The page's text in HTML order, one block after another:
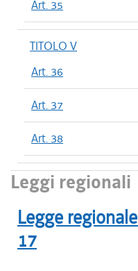
Art. 35
TITOLO V
Art. 36
Art. 37
Art. 38
Leggi regionali
Legge regionale
17